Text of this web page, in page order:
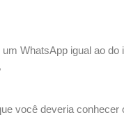
WhatsApp igual ao do
você deveria conhecer